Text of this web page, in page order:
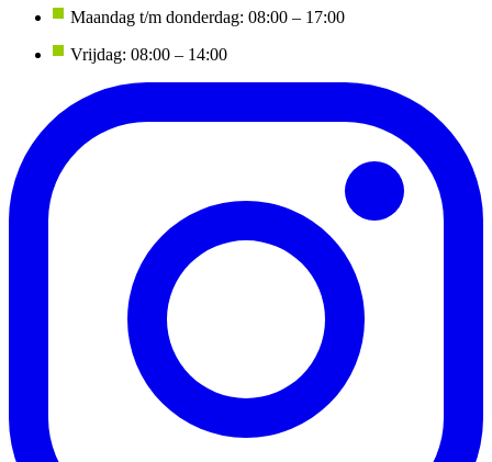
Maandag t/m donderdag: 08:00 – 17:00
Vrijdag: 08:00 – 14:00